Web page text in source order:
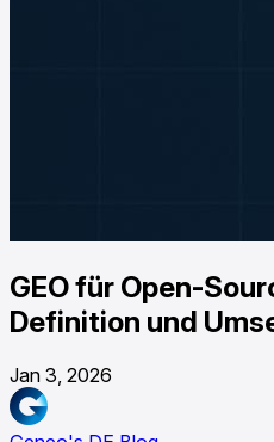
GEO für Open-
Definition und
Jan 3, 2026